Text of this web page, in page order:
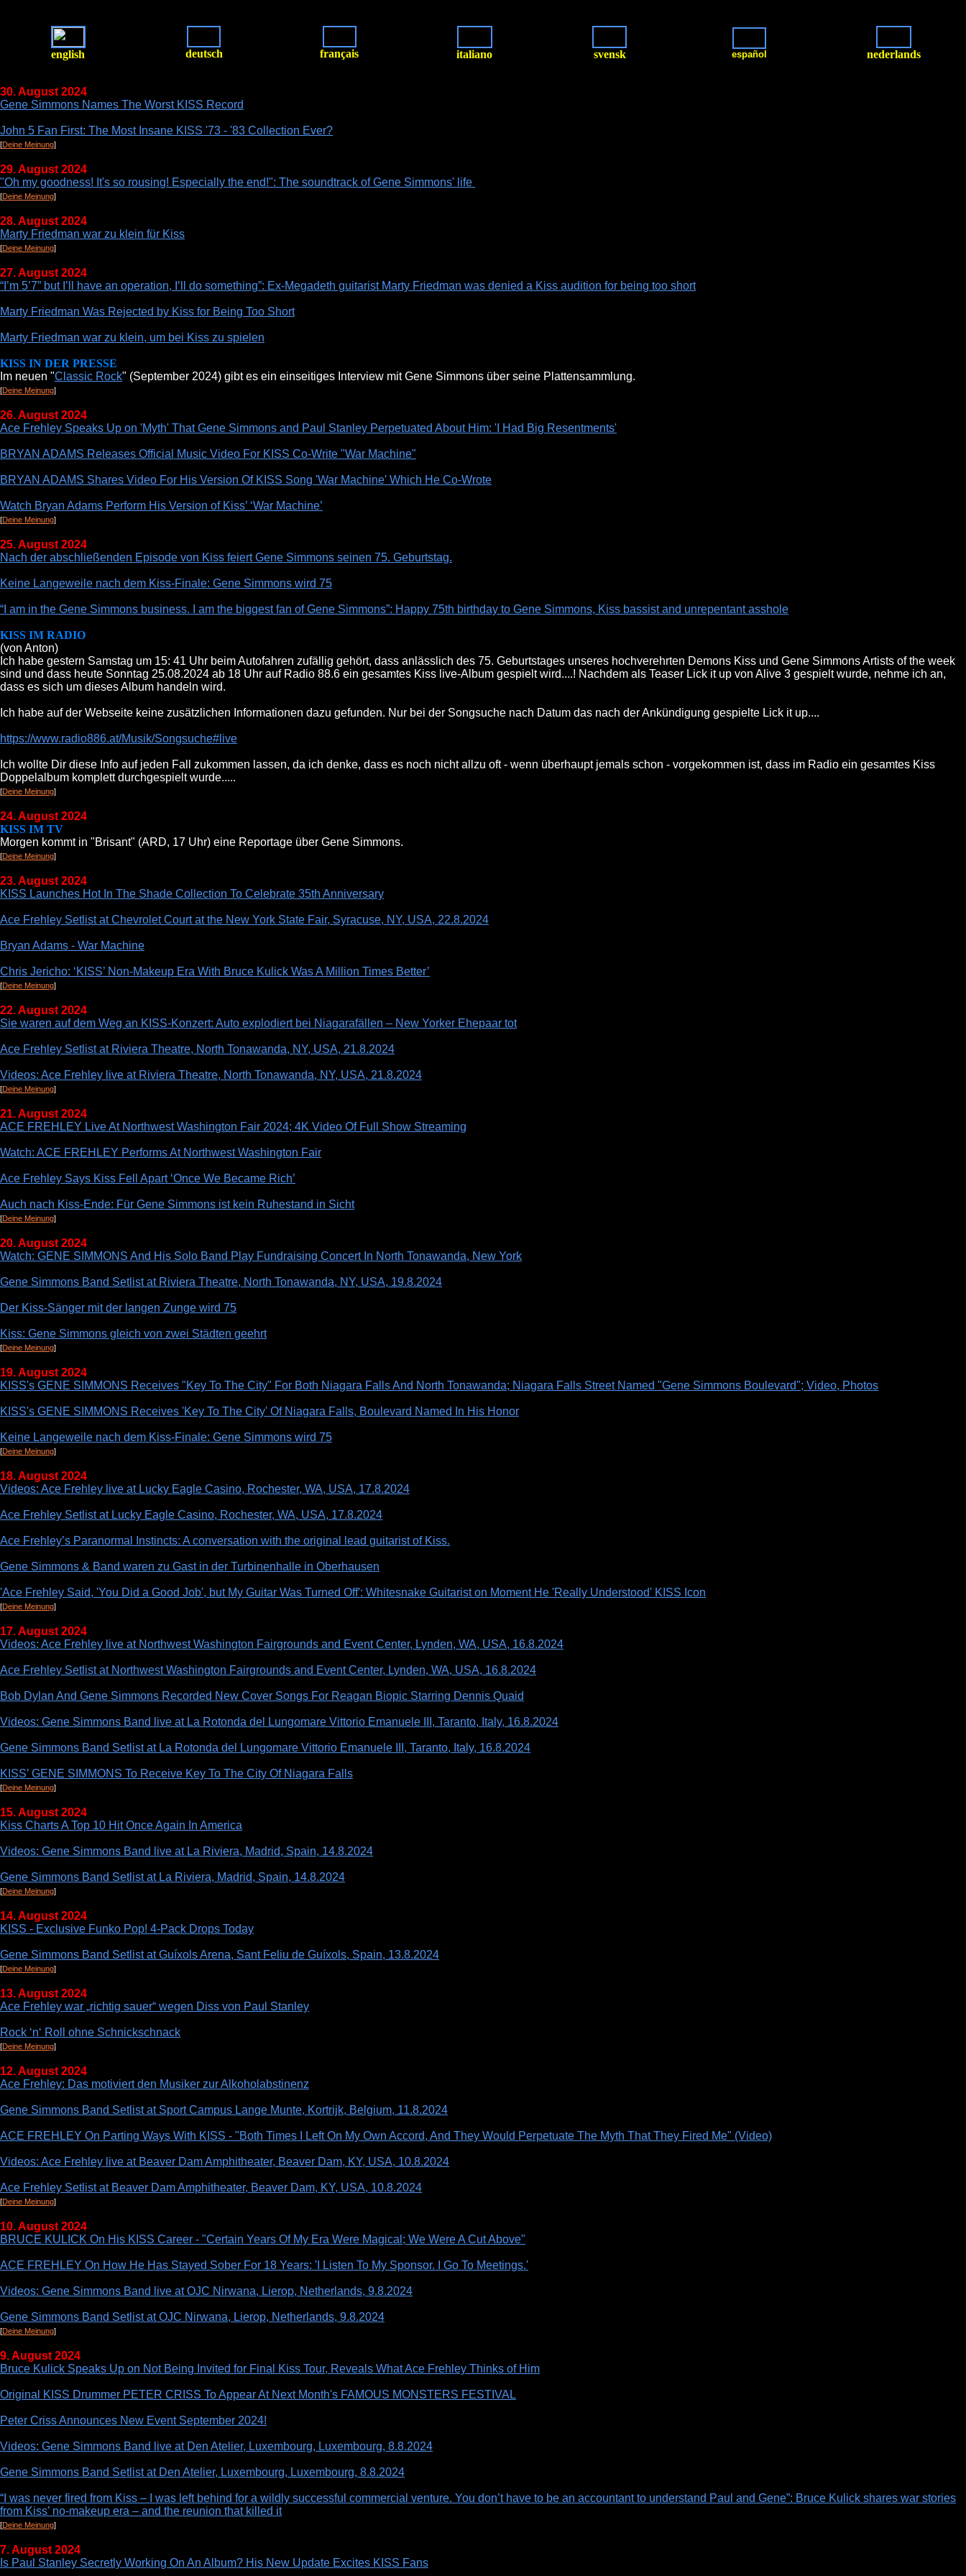
english deutsch français italiano svensk español nederlands
30. August 2024
Gene Simmons Names The Worst KISS Record
John 5 Fan First: The Most Insane KISS '73 - '83 Collection Ever?
[Deine Meinung]
29. August 2024
"Oh my goodness! It's so rousing! Especially the end!": The soundtrack of Gene Simmons' life
[Deine Meinung]
28. August 2024
Marty Friedman war zu klein für Kiss
[Deine Meinung]
27. August 2024
“I’m 5’7” but I’ll have an operation, I’ll do something”: Ex-Megadeth guitarist Marty Friedman was denied a Kiss audition for being too short
Marty Friedman Was Rejected by Kiss for Being Too Short
Marty Friedman war zu klein, um bei Kiss zu spielen
KISS IN DER PRESSE
Im neuen "Classic Rock" (September 2024) gibt es ein einseitiges Interview mit Gene Simmons über seine Plattensammlung.
[Deine Meinung]
26. August 2024
Ace Frehley Speaks Up on 'Myth' That Gene Simmons and Paul Stanley Perpetuated About Him: 'I Had Big Resentments'
BRYAN ADAMS Releases Official Music Video For KISS Co-Write "War Machine"
BRYAN ADAMS Shares Video For His Version Of KISS Song 'War Machine' Which He Co-Wrote
Watch Bryan Adams Perform His Version of Kiss’ ‘War Machine’
[Deine Meinung]
25. August 2024
Nach der abschließenden Episode von Kiss feiert Gene Simmons seinen 75. Geburtstag.
Keine Langeweile nach dem Kiss-Finale: Gene Simmons wird 75
“I am in the Gene Simmons business. I am the biggest fan of Gene Simmons”: Happy 75th birthday to Gene Simmons, Kiss bassist and unrepentant asshole
KISS IM RADIO
(von Anton)
Ich habe gestern Samstag um 15: 41 Uhr beim Autofahren zufällig gehört, dass anlässlich des 75. Geburtstages unseres hochverehrten Demons Kiss und Gene Simmons Artists of the week
sind und dass heute Sonntag 25.08.2024 ab 18 Uhr auf Radio 88.6 ein gesamtes Kiss live-Album gespielt wird....! Nachdem als Teaser Lick it up von Alive 3 gespielt wurde, nehme ich an,
dass es sich um dieses Album handeln wird.
Ich habe auf der Webseite keine zusätzlichen Informationen dazu gefunden. Nur bei der Songsuche nach Datum das nach der Ankündigung gespielte Lick it up....
https://www.radio886.at/Musik/Songsuche#live
Ich wollte Dir diese Info auf jeden Fall zukommen lassen, da ich denke, dass es noch nicht allzu oft - wenn überhaupt jemals schon - vorgekommen ist, dass im Radio ein gesamtes Kiss
Doppelalbum komplett durchgespielt wurde.....
[Deine Meinung]
24. August 2024
KISS IM TV
Morgen kommt in "Brisant" (ARD, 17 Uhr) eine Reportage über Gene Simmons.
[Deine Meinung]
23. August 2024
KISS Launches Hot In The Shade Collection To Celebrate 35th Anniversary
Ace Frehley Setlist at Chevrolet Court at the New York State Fair, Syracuse, NY, USA, 22.8.2024
Bryan Adams - War Machine
Chris Jericho: ‘KISS’ Non-Makeup Era With Bruce Kulick Was A Million Times Better’
[Deine Meinung]
22. August 2024
Sie waren auf dem Weg an KISS-Konzert: Auto explodiert bei Niagarafällen – New Yorker Ehepaar tot
Ace Frehley Setlist at Riviera Theatre, North Tonawanda, NY, USA, 21.8.2024
Videos: Ace Frehley live at Riviera Theatre, North Tonawanda, NY, USA, 21.8.2024
[Deine Meinung]
21. August 2024
ACE FREHLEY Live At Northwest Washington Fair 2024; 4K Video Of Full Show Streaming
Watch: ACE FREHLEY Performs At Northwest Washington Fair
Ace Frehley Says Kiss Fell Apart ‘Once We Became Rich’
Auch nach Kiss-Ende: Für Gene Simmons ist kein Ruhestand in Sicht
[Deine Meinung]
20. August 2024
Watch: GENE SIMMONS And His Solo Band Play Fundraising Concert In North Tonawanda, New York
Gene Simmons Band Setlist at Riviera Theatre, North Tonawanda, NY, USA, 19.8.2024
Der Kiss-Sänger mit der langen Zunge wird 75
Kiss: Gene Simmons gleich von zwei Städten geehrt
[Deine Meinung]
19. August 2024
KISS's GENE SIMMONS Receives "Key To The City" For Both Niagara Falls And North Tonawanda; Niagara Falls Street Named "Gene Simmons Boulevard"; Video, Photos
KISS's GENE SIMMONS Receives 'Key To The City' Of Niagara Falls, Boulevard Named In His Honor
Keine Langeweile nach dem Kiss-Finale: Gene Simmons wird 75
[Deine Meinung]
18. August 2024
Videos: Ace Frehley live at Lucky Eagle Casino, Rochester, WA, USA, 17.8.2024
Ace Frehley Setlist at Lucky Eagle Casino, Rochester, WA, USA, 17.8.2024
Ace Frehley’s Paranormal Instincts: A conversation with the original lead guitarist of Kiss.
Gene Simmons & Band waren zu Gast in der Turbinenhalle in Oberhausen
'Ace Frehley Said, 'You Did a Good Job', but My Guitar Was Turned Off': Whitesnake Guitarist on Moment He 'Really Understood' KISS Icon
[Deine Meinung]
17. August 2024
Videos: Ace Frehley live at Northwest Washington Fairgrounds and Event Center, Lynden, WA, USA, 16.8.2024
Ace Frehley Setlist at Northwest Washington Fairgrounds and Event Center, Lynden, WA, USA, 16.8.2024
Bob Dylan And Gene Simmons Recorded New Cover Songs For Reagan Biopic Starring Dennis Quaid
Videos: Gene Simmons Band live at La Rotonda del Lungomare Vittorio Emanuele III, Taranto, Italy, 16.8.2024
Gene Simmons Band Setlist at La Rotonda del Lungomare Vittorio Emanuele III, Taranto, Italy, 16.8.2024
KISS’ GENE SIMMONS To Receive Key To The City Of Niagara Falls
[Deine Meinung]
15. August 2024
Kiss Charts A Top 10 Hit Once Again In America
Videos: Gene Simmons Band live at La Riviera, Madrid, Spain, 14.8.2024
Gene Simmons Band Setlist at La Riviera, Madrid, Spain, 14.8.2024
[Deine Meinung]
14. August 2024
KISS - Exclusive Funko Pop! 4-Pack Drops Today
Gene Simmons Band Setlist at Guíxols Arena, Sant Feliu de Guíxols, Spain, 13.8.2024
[Deine Meinung]
13. August 2024
Ace Frehley war „richtig sauer“ wegen Diss von Paul Stanley
Rock ‘n‘ Roll ohne Schnickschnack
[Deine Meinung]
12. August 2024
Ace Frehley: Das motiviert den Musiker zur Alkoholabstinenz
Gene Simmons Band Setlist at Sport Campus Lange Munte, Kortrijk, Belgium, 11.8.2024
ACE FREHLEY On Parting Ways With KISS - "Both Times I Left On My Own Accord, And They Would Perpetuate The Myth That They Fired Me" (Video)
Videos: Ace Frehley live at Beaver Dam Amphitheater, Beaver Dam, KY, USA, 10.8.2024
Ace Frehley Setlist at Beaver Dam Amphitheater, Beaver Dam, KY, USA, 10.8.2024
[Deine Meinung]
10. August 2024
BRUCE KULICK On His KISS Career - "Certain Years Of My Era Were Magical; We Were A Cut Above"
ACE FREHLEY On How He Has Stayed Sober For 18 Years: 'I Listen To My Sponsor. I Go To Meetings.'
Videos: Gene Simmons Band live at OJC Nirwana, Lierop, Netherlands, 9.8.2024
Gene Simmons Band Setlist at OJC Nirwana, Lierop, Netherlands, 9.8.2024
[Deine Meinung]
9. August 2024
Bruce Kulick Speaks Up on Not Being Invited for Final Kiss Tour, Reveals What Ace Frehley Thinks of Him
Original KISS Drummer PETER CRISS To Appear At Next Month's FAMOUS MONSTERS FESTIVAL
Peter Criss Announces New Event September 2024!
Videos: Gene Simmons Band live at Den Atelier, Luxembourg, Luxembourg, 8.8.2024
Gene Simmons Band Setlist at Den Atelier, Luxembourg, Luxembourg, 8.8.2024
“I was never fired from Kiss – I was left behind for a wildly successful commercial venture. You don’t have to be an accountant to understand Paul and Gene”: Bruce Kulick shares war stories
from Kiss’ no-makeup era – and the reunion that killed it
[Deine Meinung]
7. August 2024
Is Paul Stanley Secretly Working On An Album? His New Update Excites KISS Fans